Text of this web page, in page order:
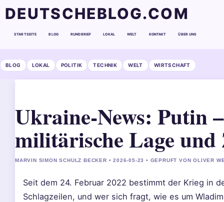
DEUTSCHEBLOG.COM
STARTSEITE BLOG RUNDBRIEF LOKAL WELT KONTAKT ÜBER UNS
BLOG LOKAL POLITIK TECHNIK WELT WIRTSCHAFT
Ukraine-News: Putin
militärische Lage
MARVIN SIMON SCHULZ BECKER • 2026-05-23 • GEPRUFT VON OLIVER
Seit dem 24. Februar 2022 bestimmt der Krieg in
Schlagzeilen, und wer sich fragt, wie es um